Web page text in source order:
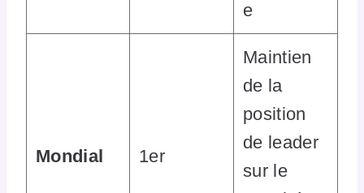
e
Mondial 1er
Maintien
de la
position
de leader
sur le